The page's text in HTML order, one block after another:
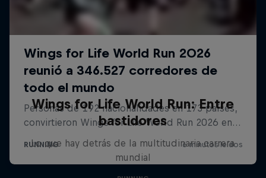
Wings for Life World Run: Entre
bastidores
Lo que hay detrás de la multitudinaria carrera
mundial